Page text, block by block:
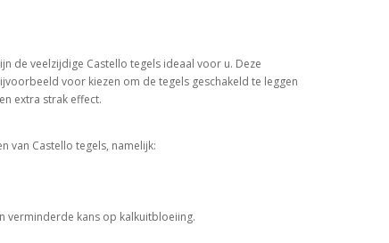
de veelzijdige Castello tegels ideaal voor u. Deze
voor kiezen om de tegels geschakeld te leggen
extra strak effect.
van Castello tegels, namelijk:
verminderde kans op kalkuitbloeiing.